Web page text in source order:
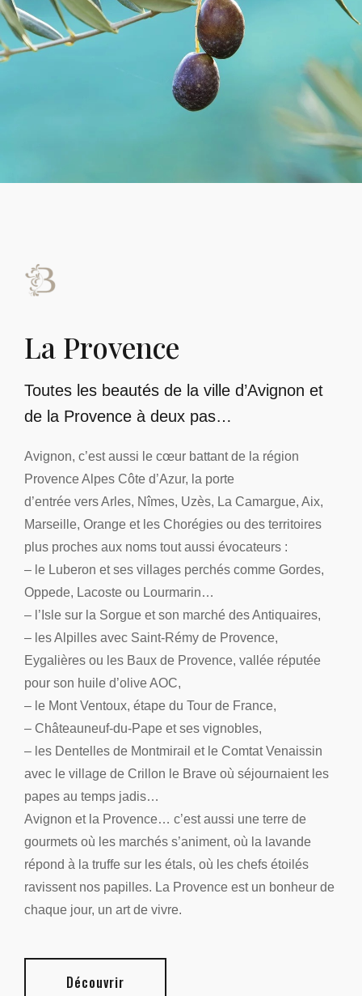
La Provence
Toutes les beautés de la ville d’Avignon et
de la Provence à deux pas…
Avignon, c’est aussi le cœur battant de la région
Provence Alpes Côte d’Azur, la porte
d’entrée vers Arles, Nîmes, Uzès, La Camargue, Aix,
Marseille, Orange et les Chorégies ou des territoires
plus proches aux noms tout aussi évocateurs :
– le Luberon et ses villages perchés comme Gordes,
Oppede, Lacoste ou Lourmarin…
– l’Isle sur la Sorgue et son marché des Antiquaires,
– les Alpilles avec Saint-Rémy de Provence,
Eygalières ou les Baux de Provence, vallée réputée
pour son huile d’olive AOC,
– le Mont Ventoux, étape du Tour de France,
– Châteauneuf-du-Pape et ses vignobles,
– les Dentelles de Montmirail et le Comtat Venaissin
avec le village de Crillon le Brave où séjournaient les
papes au temps jadis…
Avignon et la Provence… c’est aussi une terre de
gourmets où les marchés s’animent, où la lavande
répond à la truffe sur les étals, où les chefs étoilés
ravissent nos papilles. La Provence est un bonheur de
chaque jour, un art de vivre.
Découvrir